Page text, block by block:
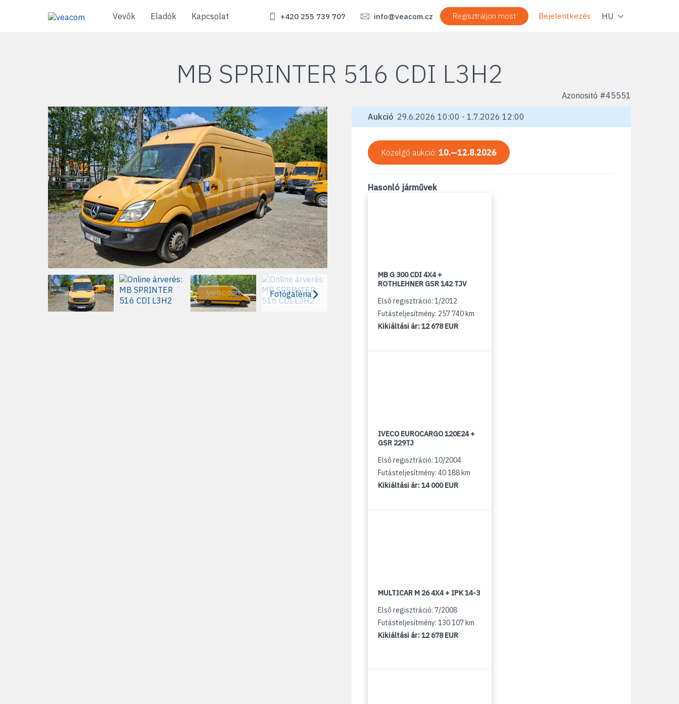
Vevők Eladók Kapcsolat Regisztráljon most Bejelentkezés
+420 255 739 707 info@veacom.cz HU
MB SPRINTER 516 CDI L3H2
Azonositó #45551
Fotógaléria
Aukció 29.6.2026 10:00 - 1.7.2026 12:00
Közelgő aukció: 10.—12.8.2026
Hasonló járművek
MB G 300 CDI 4X4 +
ROTHLEHNER GSR 142 TJV
Első regisztráció: 1/2012
Futásteljesítmény: 257 740 km
Kikiáltási ár:12 678 EUR
IVECO EUROCARGO 120E24 +
GSR 229TJ
Első regisztráció: 10/2004
Futásteljesítmény: 40 188 km
Kikiáltási ár:14 000 EUR
MULTICAR M 26 4X4 + IPK 14-3
Első regisztráció: 7/2008
Futásteljesítmény: 130 107 km
Kikiáltási ár:12 678 EUR